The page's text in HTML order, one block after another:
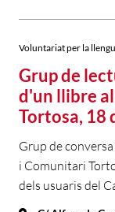
Voluntariat per la
Grup de
d'un llibre
Tortosa, 18
Grup de
i Comunitari
dels usuaris del